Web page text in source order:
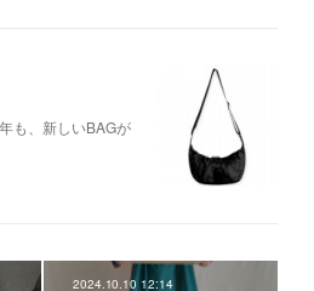
も、新しいBAGが
2024.10.10 12:14